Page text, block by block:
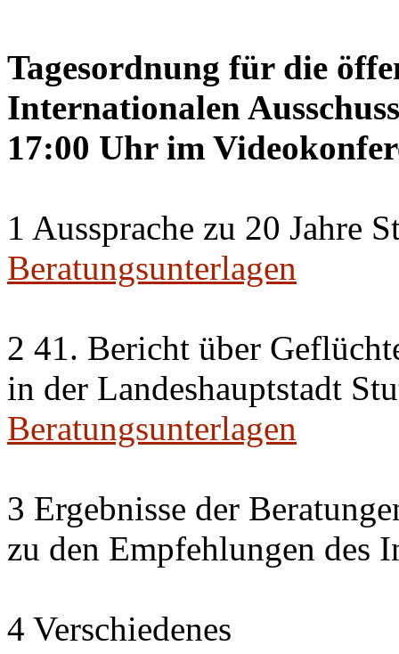
Tagesordnung für die
Internationalen
17:00 Uhr im
1 Aussprache zu 20 Jahre
Beratungsunterlagen
2 41. Bericht über
in der Landeshauptstadt
Beratungsunterlagen
3 Ergebnisse der
zu den Empfehlungen des
4 Verschiedenes